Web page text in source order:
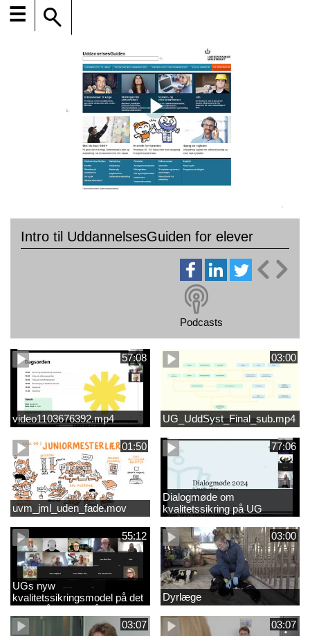
☰
Intro til UddannelsesGuiden for elever
Podcasts
57:08
video1103676392.mp4
03:00
UG_UddSyst_Final_sub.mp4
01:50
uvm_jml_uden_fade.mov
77:06
Dialogmøde om
kvalitetssikring på UG
55:12
UGs nyw
kvalitetssikringsmodel på det
videregående område
03:00
Dyrlæge
03:07 03:07